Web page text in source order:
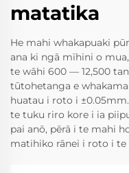
matatika
He mahi whakapuaki
ana ki ngā mīhini o
te wāhi 600 — 12,500
tūtohetanga e
huatau i roto i
te tuku riro kore i ia
pai anō, pērā i te mahi
matihiko rānei i roto i te